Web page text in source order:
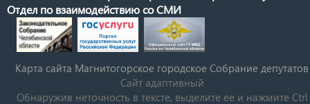
Отдел по взаимодействию со СМИ
Карта сайта Магнитогорское городское Cобрание депутатов
Сайт адаптивный
Обнаружив неточность в тексте, выделите ее и нажмите Ctrl